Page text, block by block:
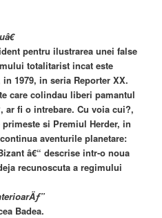
pentru ilustrarea unei false
totalitarist incat este
1979, in seria Reporter XX.
care colindau liberi pamantul
fi o intrebare. Cu voia cui?,
si Premiul Herder, in
aventurile planetare:
â€“ descrise intr-o noua
recunoscuta a regimului
Badea.